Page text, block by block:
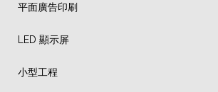
平面廣告印刷
LED 顯示屏
小型工程